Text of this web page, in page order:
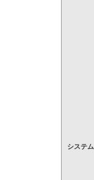
システム